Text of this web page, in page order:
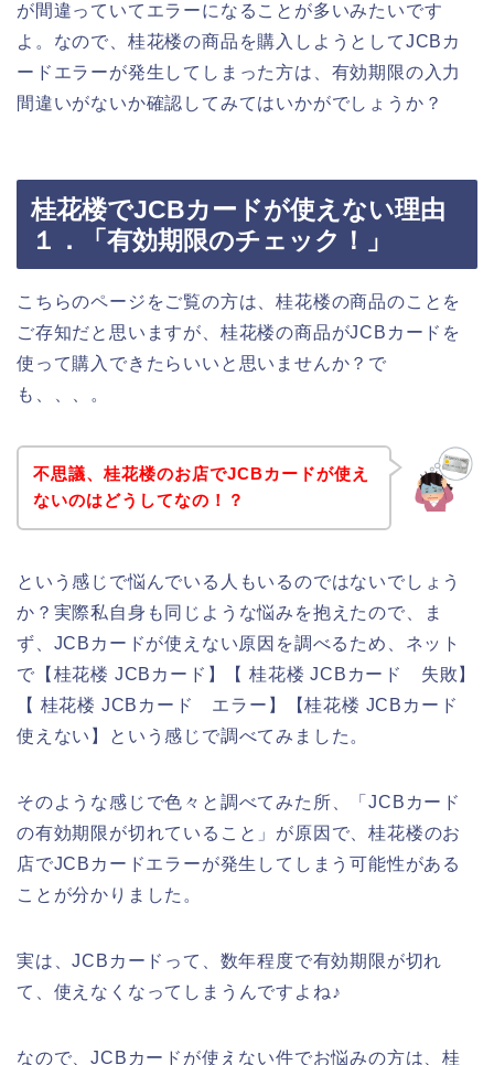
が間違っていてエラーになることが多いみたいです
よ。なので、桂花楼の商品を購入しようとしてJCBカ
ードエラーが発生してしまった方は、有効期限の入力
間違いがないか確認してみてはいかがでしょうか？
桂花楼でJCBカードが使えない理由
１．「有効期限のチェック！」
こちらのページをご覧の方は、桂花楼の商品のことを
ご存知だと思いますが、桂花楼の商品がJCBカードを
使って購入できたらいいと思いませんか？で
も、、、。
不思議、桂花楼のお店でJCBカードが使え
ないのはどうしてなの！？
という感じで悩んでいる人もいるのではないでしょう
か？実際私自身も同じような悩みを抱えたので、ま
ず、JCBカードが使えない原因を調べるため、ネット
で【桂花楼 JCBカード】【 桂花楼 JCBカード 失敗】
【 桂花楼 JCBカード エラー】【桂花楼 JCBカード
使えない】という感じで調べてみました。
そのような感じで色々と調べてみた所、「JCBカード
の有効期限が切れていること」が原因で、桂花楼のお
店でJCBカードエラーが発生してしまう可能性がある
ことが分かりました。
実は、JCBカードって、数年程度で有効期限が切れ
て、使えなくなってしまうんですよね♪
なので、JCBカードが使えない件でお悩みの方は、桂